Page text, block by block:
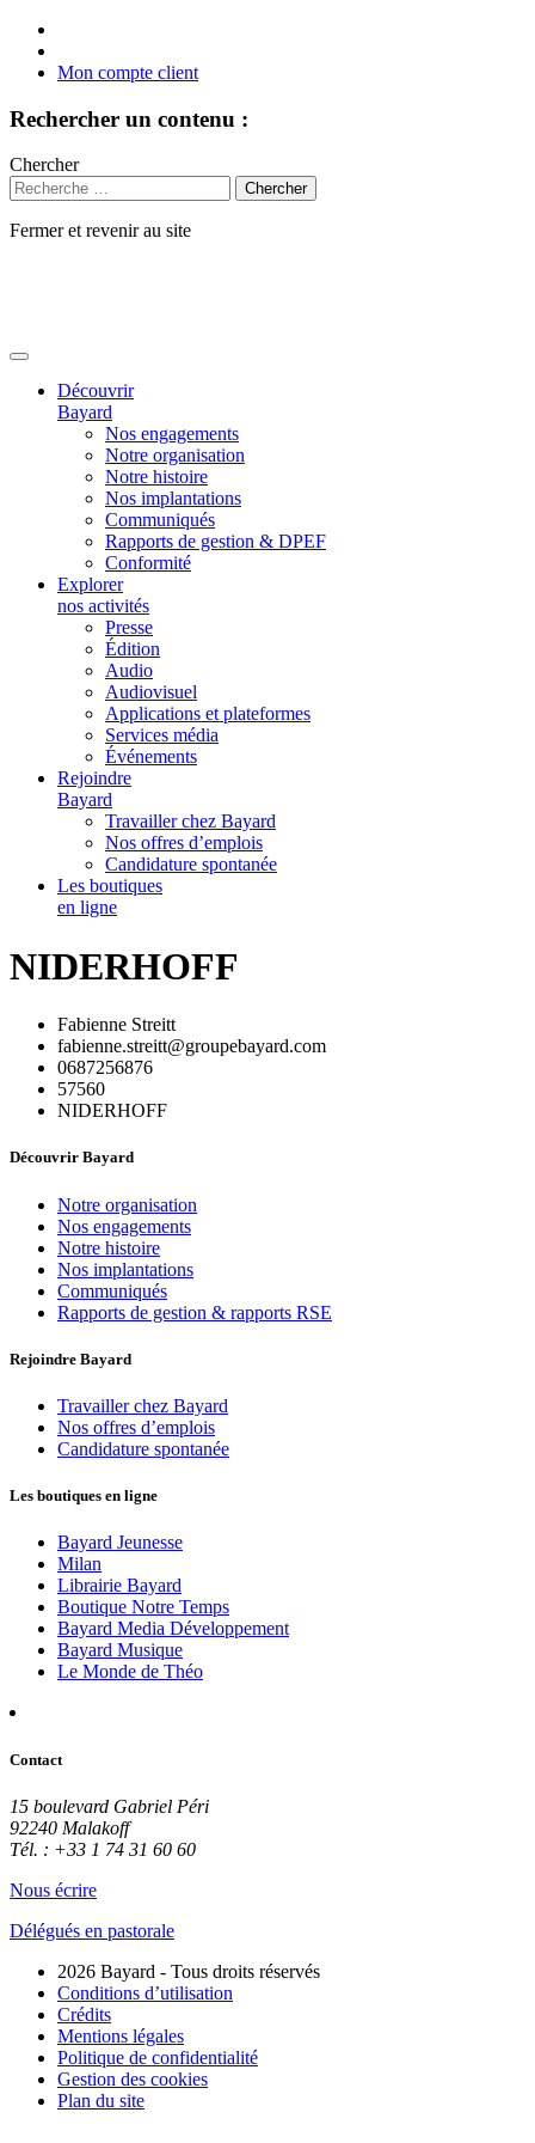
Mon compte client
Rechercher un contenu :
Chercher
Fermer et revenir au site
Découvrir
Bayard
Nos engagements
Notre organisation
Notre histoire
Nos implantations
Communiqués
Rapports de gestion & DPEF
Conformité
Explorer
nos activités
Presse
Édition
Audio
Audiovisuel
Applications et plateformes
Services média
Événements
Rejoindre
Bayard
Travailler chez Bayard
Nos offres d’emplois
Candidature spontanée
Les boutiques
en ligne
NIDERHOFF
Fabienne Streitt
fabienne.streitt@groupebayard.com
0687256876
57560
NIDERHOFF
Découvrir Bayard
Notre organisation
Nos engagements
Notre histoire
Nos implantations
Communiqués
Rapports de gestion & rapports RSE
Rejoindre Bayard
Travailler chez Bayard
Nos offres d’emplois
Candidature spontanée
Les boutiques en ligne
Bayard Jeunesse
Milan
Librairie Bayard
Boutique Notre Temps
Bayard Media Développement
Bayard Musique
Le Monde de Théo
Contact
15 boulevard Gabriel Péri
92240 Malakoff
Tél. : +33 1 74 31 60 60
Nous écrire
Délégués en pastorale
2026 Bayard - Tous droits réservés
Conditions d’utilisation
Crédits
Mentions légales
Politique de confidentialité
Gestion des cookies
Plan du site